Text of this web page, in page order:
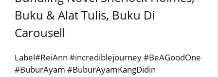
Buku & Alat Tulis, Buku Di
Carousell
Label#ReiAnn #incrediblejourney #BeAGoodOne
#BuburAyam #BuburAyamKangDidin